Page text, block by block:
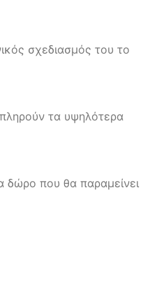
σχεδιασμός του το
τα υψηλότερα
δώρο που θα παραμείνει